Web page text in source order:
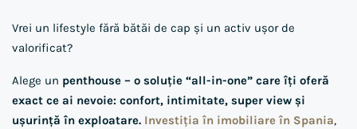
Vrei un lifestyle fără bătăi de cap și un activ ușor de
valorificat?
Alege un penthouse – o soluție “all-in-one” care îți oferă
exact ce ai nevoie: confort, intimitate, super view și
ușurință în exploatare. Investiția în imobiliare în Spania,